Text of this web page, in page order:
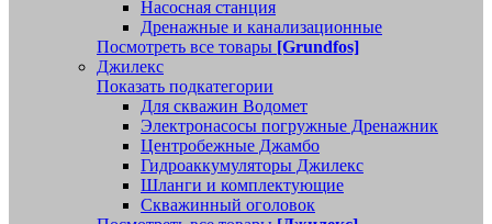
Насосная станция
Дренажные и канализационные
Посмотреть все товары [Grundfos]
Джилекс
Показать подкатегории
Для скважин Водомет
Электронасосы погружные Дренажник
Центробежные Джамбо
Гидроаккумуляторы Джилекс
Шланги и комплектующие
Скважинный оголовок